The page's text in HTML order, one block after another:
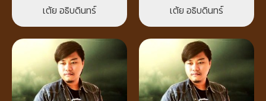
เต้ย อธิบดินทร์ เต้ย อธิบดินทร์